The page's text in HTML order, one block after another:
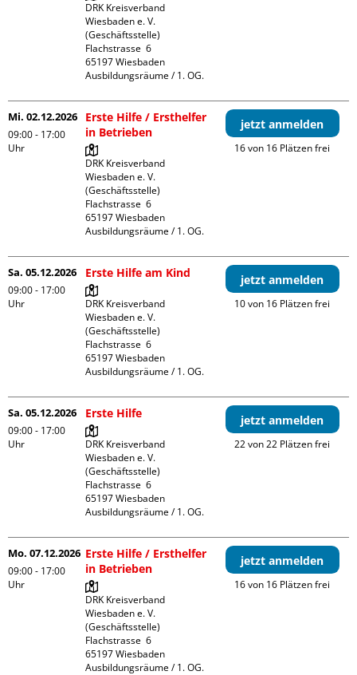
DRK Kreisverband
Wiesbaden e. V.
(Geschäftsstelle)
Flachstrasse  6
65197 Wiesbaden
Ausbildungsräume / 1. OG.
Mi. 02.12.2026
09:00 - 17:00
Uhr
Erste Hilfe / Ersthelfer
in Betrieben
DRK Kreisverband
Wiesbaden e. V.
(Geschäftsstelle)
Flachstrasse  6
65197 Wiesbaden
Ausbildungsräume / 1. OG.
jetzt anmelden
16 von 16 Plätzen frei
Sa. 05.12.2026
09:00 - 17:00
Uhr
Erste Hilfe am Kind
DRK Kreisverband
Wiesbaden e. V.
(Geschäftsstelle)
Flachstrasse  6
65197 Wiesbaden
Ausbildungsräume / 1. OG.
jetzt anmelden
10 von 16 Plätzen frei
Sa. 05.12.2026
09:00 - 17:00
Uhr
Erste Hilfe
DRK Kreisverband
Wiesbaden e. V.
(Geschäftsstelle)
Flachstrasse  6
65197 Wiesbaden
Ausbildungsräume / 1. OG.
jetzt anmelden
22 von 22 Plätzen frei
Mo. 07.12.2026
09:00 - 17:00
Uhr
Erste Hilfe / Ersthelfer
in Betrieben
DRK Kreisverband
Wiesbaden e. V.
(Geschäftsstelle)
Flachstrasse  6
65197 Wiesbaden
Ausbildungsräume / 1. OG.
jetzt anmelden
16 von 16 Plätzen frei